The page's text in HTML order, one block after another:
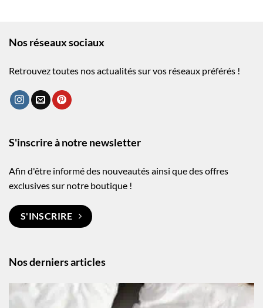
Nos réseaux sociaux
Retrouvez toutes nos actualités sur vos réseaux préférés !
Nos derniers articles
S'inscrire à notre newsletter
Afin d'être informé des nouveautés ainsi que des offres
exclusives sur notre boutique !
S'INSCRIRE